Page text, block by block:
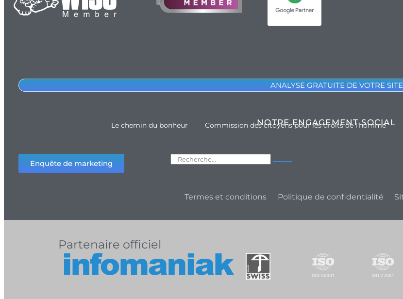
ANALYSE GRATUITE DE VOTRE
NOTRE ENGAGEMENT SOCIAL
Le chemin du bonheur Commission des citoyens pour les droits de l'homme
Enquête de marketing
Termes et conditions Politique de confidentialité
Partenaire officiel